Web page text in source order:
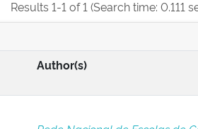
Results 1-1 of 1 (Search time: 0.111
Author(s)